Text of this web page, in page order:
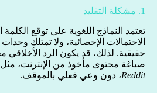
1. مشكلة التقليد
تعتمد النماذج اللغوية على توقع الكلمة
الاحتمالات الإحصائية، ولا تمتلك
حقيقية. لذلك، قد يكون الرد الأخلاقي
صياغة محتوى مأخوذ من الإنترنت،
Reddit، دون وعي فعلي بالموقف.